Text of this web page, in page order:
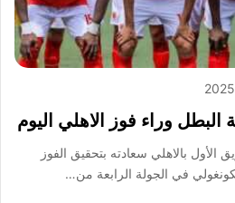
وراء فوز الاهلي اليوم
بالاهلي سعادته بتحقيق الفوز
في الجولة الرابعة من…